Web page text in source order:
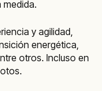
medida.
y agilidad,
energética,
otros. Incluso en